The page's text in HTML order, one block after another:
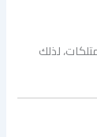
لذلك